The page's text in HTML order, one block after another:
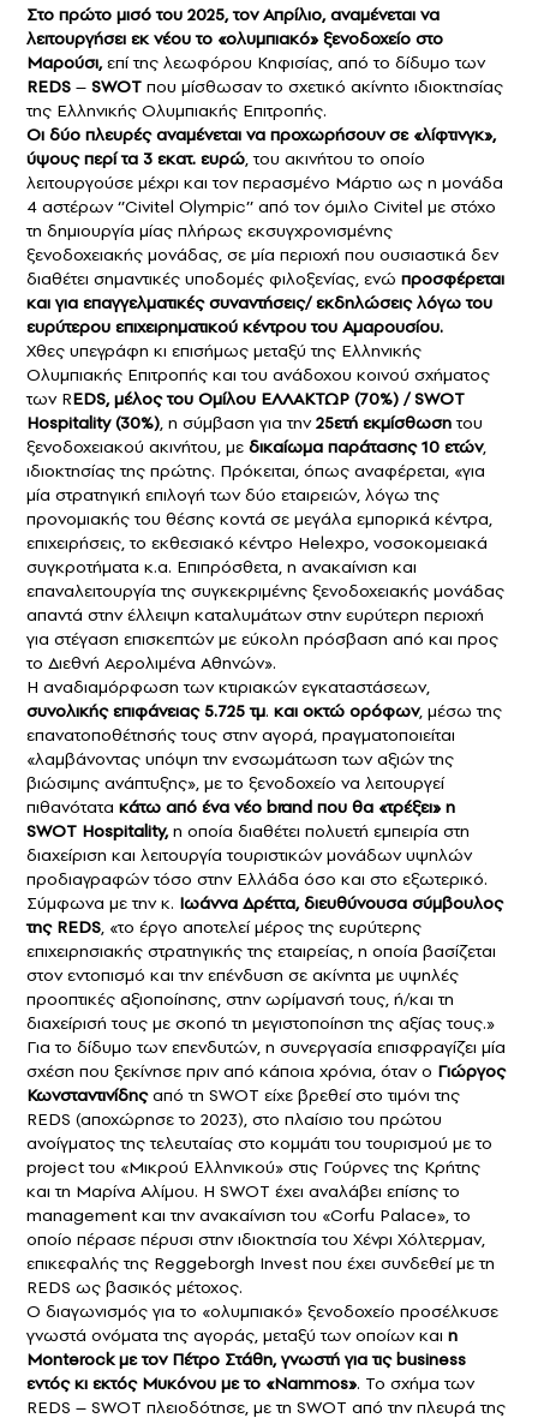
Στο πρώτο μισό του 2025, τον Απρίλιο, αναμένεται να
λειτουργήσει εκ νέου το «ολυμπιακό» ξενοδοχείο στο
Μαρούσι,επί της λεωφόρου Κηφισίας, από το δίδυμο των
REDS – SWOT που μίσθωσαν το σχετικό ακίνητο ιδιοκτησίας
της Ελληνικής Ολυμπιακής Επιτροπής.
Οι δύο πλευρές αναμένεται να προχωρήσουν σε «λίφτινγκ»,
ύψους περί τα 3 εκατ. ευρώ, του ακινήτου το οποίο
λειτουργούσε μέχρι και τον περασμένο Μάρτιο ως η μονάδα
4 αστέρων ‘’Civitel Olympic’’ από τον όμιλο Civitel με στόχο
τη δημιουργία μίας πλήρως εκσυγχρονισμένης
ξενοδοχειακής μονάδας, σε μία περιοχή που ουσιαστικά δεν
διαθέτει σημαντικές υποδομές φιλοξενίας, ενώ προσφέρεται
και για επαγγελματικές συναντήσεις/ εκδηλώσεις λόγω του
ευρύτερου επιχειρηματικού κέντρου του Αμαρουσίου.
Χθες υπεγράφη κι επισήμως μεταξύ της Ελληνικής
Ολυμπιακής Επιτροπής και του ανάδοχου κοινού σχήματος
των REDS, μέλος του Ομίλου ΕΛΛΑΚΤΩΡ (70%) / SWOT
Hospitality (30%), η σύμβαση για την25ετή εκμίσθωσητου
ξενοδοχειακού ακινήτου, με δικαίωμα παράτασης 10 ετών,
ιδιοκτησίας της πρώτης. Πρόκειται, όπως αναφέρεται, «για
μία στρατηγική επιλογή των δύο εταιρειών, λόγω της
προνομιακής του θέσης κοντά σε μεγάλα εμπορικά κέντρα,
επιχειρήσεις, το εκθεσιακό κέντρο Helexpo, νοσοκομειακά
συγκροτήματα κ.α. Επιπρόσθετα, η ανακαίνιση και
επαναλειτουργία της συγκεκριμένης ξενοδοχειακής μονάδας
απαντά στην έλλειψη καταλυμάτων στην ευρύτερη περιοχή
για στέγαση επισκεπτών με εύκολη πρόσβαση από και προς
το Διεθνή Αερολιμένα Αθηνών».
Η αναδιαμόρφωση των κτιριακών εγκαταστάσεων,
συνολικής επιφάνειας 5.725 τμ. και οκτώ ορόφων, μέσω της
επανατοποθέτησής τους στην αγορά, πραγματοποιείται
«λαμβάνοντας υπόψη την ενσωμάτωση των αξιών της
βιώσιμης ανάπτυξης», με το ξενοδοχείο να λειτουργεί
πιθανότατα κάτω από ένα νέο brand που θα «τρέξει» η
SWOT Hospitality,η οποία διαθέτει πολυετή εμπειρία στη
διαχείριση και λειτουργία τουριστικών μονάδων υψηλών
προδιαγραφών τόσο στην Ελλάδα όσο και στο εξωτερικό.
Σύμφωνα με την κ. Ιωάννα Δρέττα, διευθύνουσα σύμβουλος
της REDS, «το έργο αποτελεί μέρος της ευρύτερης
επιχειρησιακής στρατηγικής της εταιρείας, η οποία βασίζεται
στον εντοπισμό και την επένδυση σε ακίνητα με υψηλές
προοπτικές αξιοποίησης, στην ωρίμανσή τους, ή/και τη
διαχείρισή τους με σκοπό τη μεγιστοποίηση της αξίας τους.»
Για το δίδυμο των επενδυτών, η συνεργασία επισφραγίζει μία
σχέση που ξεκίνησε πριν από κάποια χρόνια, όταν ο Γιώργος
Κωνσταντινίδηςαπό τη SWOT είχε βρεθεί στο τιμόνι της
REDS (αποχώρησε το 2023), στο πλαίσιο του πρώτου
ανοίγματος της τελευταίας στο κομμάτι του τουρισμού με το
project του «Μικρού Ελληνικού» στις Γούρνες της Κρήτης
και τη Μαρίνα Αλίμου. H SWOT έχει αναλάβει επίσης το
management και την ανακαίνιση του «Corfu Palace», το
οποίο πέρασε πέρυσι στην ιδιοκτησία του Χένρι Χόλτερμαν,
επικεφαλής της Reggeborgh Invest που έχει συνδεθεί με τη
REDS ως βασικός μέτοχος.
Ο διαγωνισμός για το «ολυμπιακό» ξενοδοχείο προσέλκυσε
γνωστά ονόματα της αγοράς, μεταξύ των οποίων και η
Μonterock με τον Πέτρο Στάθη, γνωστή για τις business
εντός κι εκτός Μυκόνου με το «Nammos». To σχήμα των
REDS – SWOT πλειοδότησε, με τη SWOT από την πλευρά της